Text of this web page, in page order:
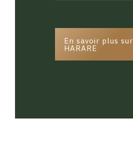
En savoir plus sur
HARARE